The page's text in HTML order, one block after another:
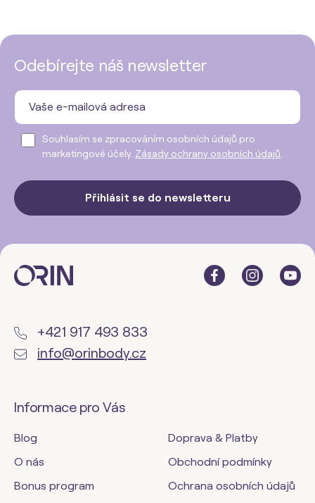
Odebírejte náš newsletter
Souhlasím se zpracováním osobních údajů pro
marketingové účely. Zásady ochrany osobních údajů
Přihlásit se do newsletteru
+421 917 493 833
info@orinbody.cz
Informace pro Vás
Blog
O nás
Bonus program
Doprava & Platby
Obchodní podmínky
Ochrana osobních údajů